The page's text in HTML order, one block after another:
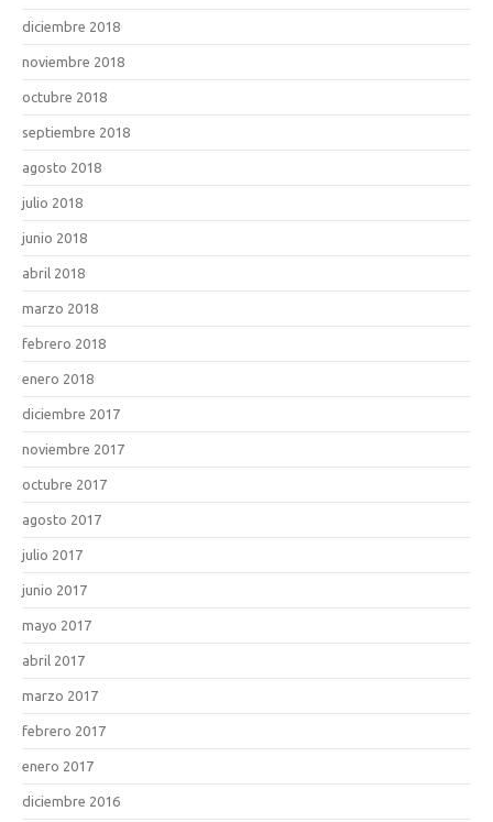
diciembre 2018
noviembre 2018
octubre 2018
septiembre 2018
agosto 2018
julio 2018
junio 2018
abril 2018
marzo 2018
febrero 2018
enero 2018
diciembre 2017
noviembre 2017
octubre 2017
agosto 2017
julio 2017
junio 2017
mayo 2017
abril 2017
marzo 2017
febrero 2017
enero 2017
diciembre 2016